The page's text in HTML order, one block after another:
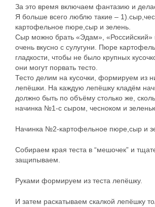
За это время включаем фантазию и
Я больше всего люблю такие –
картофельное пюре,сыр и зелень.
Сыр можно брать «Эдам», «Российский»
очень вкусно с сулугуни. Пюре
гладкости, чтобы не было крупных
они могут порвать тесто.
Тесто делим на кусочки, формируем из
лепёшки. На каждую лепёшку кладём
должно быть по объёму столько же,
начинка №1-с сыром, чесноком и
Начинка №2-картофельное пюре,сыр и
Собираем края теста в “мешочек” и
защипываем.
Руками формируем из теста лепёшку.
И затем раскатываем скалкой лепёшку